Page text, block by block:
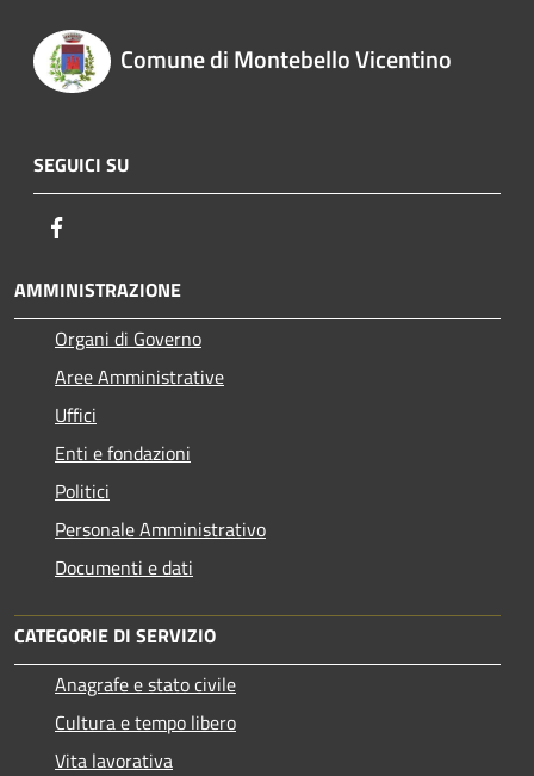
Comune di Montebello Vicentino
SEGUICI SU
AMMINISTRAZIONE
Organi di Governo
Aree Amministrative
Uffici
Enti e fondazioni
Politici
Personale Amministrativo
Documenti e dati
CATEGORIE DI SERVIZIO
Anagrafe e stato civile
Cultura e tempo libero
Vita lavorativa